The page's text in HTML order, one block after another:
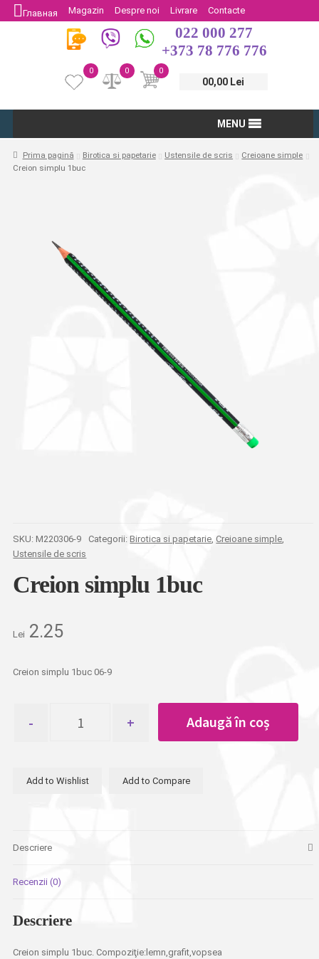
Главная Magazin Despre noi Livrare
Contacte
Protectia Consumatorului
Întoarcere
022 000 277
+373 78 776 776
0
00,00 Lei
0
0
MENU
Prima pagină Birotica si papetarie Ustensile de scris
Creioane simple
Creion simplu 1buc
SKU: M220306-9 Categorii:Birotica si papetarie,Creioane simple,
Ustensile de scris
Creion simplu 1buc
Lei 2.25
Creion simplu 1buc 06-9
Creion
Adaugă în coș
Add to Wishlist Add to Compare
Descriere
Recenzii (0)
Descriere
Creion simplu 1buc. Compoziţie:lemn,grafit,vopsea